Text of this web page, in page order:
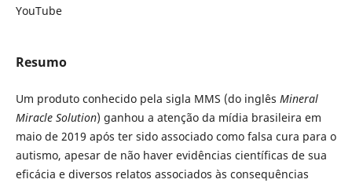
YouTube
Resumo
Um produto conhecido pela sigla MMS (do inglês Mineral
Miracle Solution) ganhou a atenção da mídia brasileira em
maio de 2019 após ter sido associado como falsa cura para o
autismo, apesar de não haver evidências científicas de sua
eficácia e diversos relatos associados às consequências